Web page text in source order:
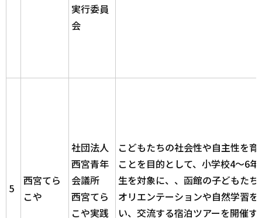
実行委員
会
5
西宮てら
こや
社団法人
西宮青年
会議所
西宮てら
こや実践
こどもたちの社会性や自主性を育
ことを目的として、小学校4～6年
生を対象に、、函館の子どもたち
オリエンテーションや自然学習を
い、交流する宿泊ツアーを開催す